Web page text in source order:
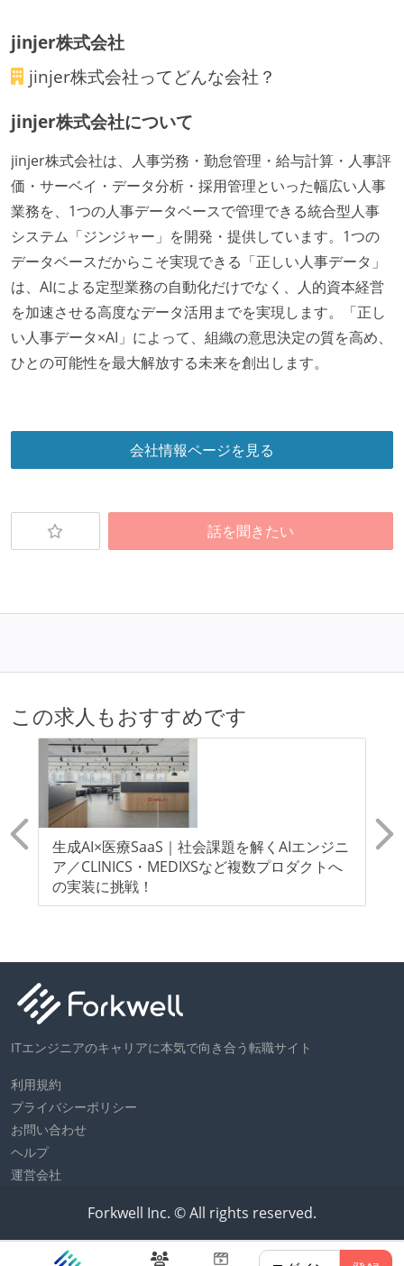
週3日リモート勤務のハイブリットワーク（週2出社）
フレックスタイム制または裁量労働制を採用している
メンバーの多様性
開発メンバーの新卒採用を実施している
職業安定法に対応する記載事項
給与形態：年俸制
休憩時間：1時間
フレックスタイム制の所定労働時間：1日平均8時間相
当
【フレックスタイム制を適応している】
固定残業時間：その他（詳細は「勤務時間・休日休
試用期間：あり（期間は「社会保険・福利厚生欄」に
受動喫煙防止措置：屋内禁煙（屋内に喫煙可能室設
置）
jinjer株式会社
jinjer株式会社ってどんな会社？
jinjer株式会社について
jinjer株式会社は、人事労務・勤怠管理・給与計算・人事評
価・サーベイ・データ分析・採用管理といった幅広い人事
業務を、1つの人事データベースで管理できる統合型人事
システム「ジンジャー」を開発・提供しています。1つの
データベースだからこそ実現できる「正しい人事データ」
は、AIによる定型業務の自動化だけでなく、人的資本経営
を加速させる高度なデータ活用までを実現します。「正し
い人事データ×AI」によって、組織の意思決定の質を高め、
ひとの可能性を最大解放する未来を創出します。
会社情報ページを見る
話を聞きたい
この求人もおすすめです
生成AI×医療SaaS｜社会課題を解くAIエンジニ
ア／CLINICS・MEDIXSなど複数プロダクトへ
の実装に挑戦！
ITエンジニアのキャリアに本気で向き合う転職サイト
利用規約
プライバシーポリシー
お問い合わせ
ヘルプ
運営会社
Forkwell Inc. © All rights reserved.